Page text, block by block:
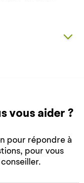
vous aider ?
pour répondre à
pour vous